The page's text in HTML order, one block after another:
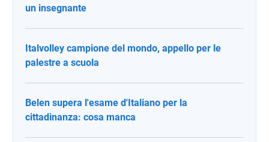
un insegnante
Italvolley campione del mondo, appello per le
palestre a scuola
Belen supera l'esame d'Italiano per la
cittadinanza: cosa manca